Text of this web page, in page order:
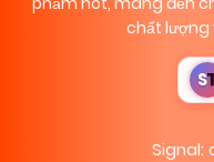
chất lượng
S
Signal: